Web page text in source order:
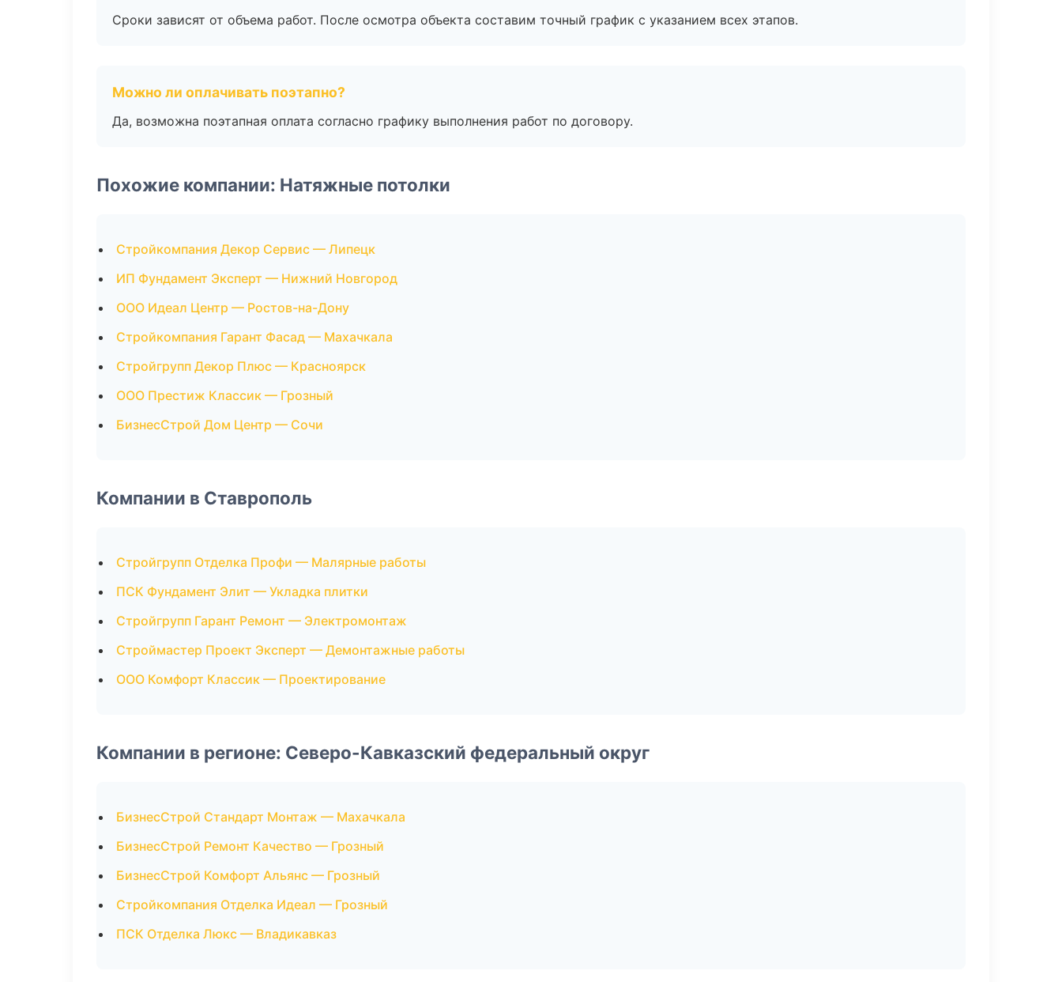
Сроки зависят от объема работ. После осмотра объекта составим точный график с указанием всех этапов.
Можно ли оплачивать поэтапно?
Да, возможна поэтапная оплата согласно графику выполнения работ по договору.
Похожие компании: Натяжные потолки
Стройкомпания Декор Сервис — Липецк
ИП Фундамент Эксперт — Нижний Новгород
ООО Идеал Центр — Ростов-на-Дону
Стройкомпания Гарант Фасад — Махачкала
Стройгрупп Декор Плюс — Красноярск
ООО Престиж Классик — Грозный
БизнесСтрой Дом Центр — Сочи
Компании в Ставрополь
Стройгрупп Отделка Профи — Малярные работы
ПСК Фундамент Элит — Укладка плитки
Стройгрупп Гарант Ремонт — Электромонтаж
Строймастер Проект Эксперт — Демонтажные работы
ООО Комфорт Классик — Проектирование
Компании в регионе: Северо-Кавказский федеральный округ
БизнесСтрой Стандарт Монтаж — Махачкала
БизнесСтрой Ремонт Качество — Грозный
БизнесСтрой Комфорт Альянс — Грозный
Стройкомпания Отделка Идеал — Грозный
ПСК Отделка Люкс — Владикавказ